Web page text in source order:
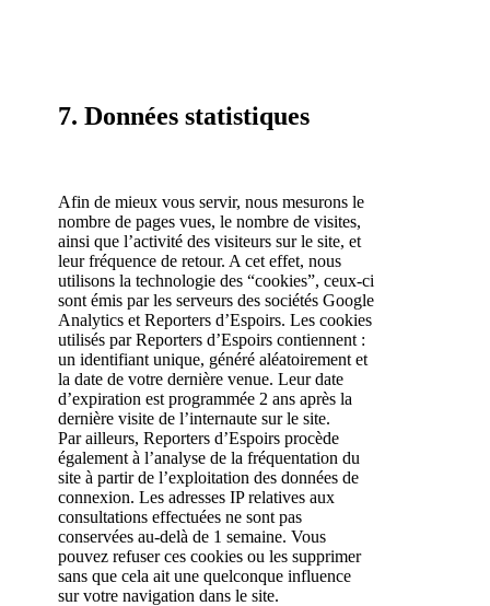
7. Données statistiques
Afin de mieux vous servir, nous mesurons le
nombre de pages vues, le nombre de visites,
ainsi que l’activité des visiteurs sur le site, et
leur fréquence de retour. A cet effet, nous
utilisons la technologie des “cookies”, ceux-ci
sont émis par les serveurs des sociétés Google
Analytics et Reporters d’Espoirs. Les cookies
utilisés par Reporters d’Espoirs contiennent :
un identifiant unique, généré aléatoirement et
la date de votre dernière venue. Leur date
d’expiration est programmée 2 ans après la
dernière visite de l’internaute sur le site.
Par ailleurs, Reporters d’Espoirs procède
également à l’analyse de la fréquentation du
site à partir de l’exploitation des données de
connexion. Les adresses IP relatives aux
consultations effectuées ne sont pas
conservées au-delà de 1 semaine. Vous
pouvez refuser ces cookies ou les supprimer
sans que cela ait une quelconque influence
sur votre navigation dans le site.